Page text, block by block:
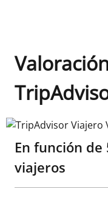
TripAdvisor Viajero
En función de
viajeros